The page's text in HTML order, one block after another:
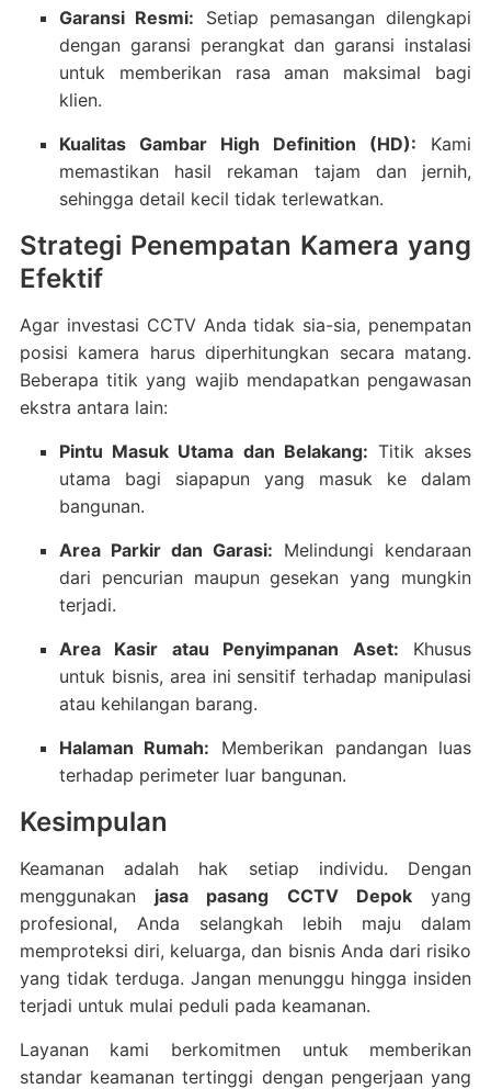
Garansi Resmi: Setiap pemasangan dilengkapi
dengan garansi perangkat dan garansi instalasi
untuk memberikan rasa aman maksimal bagi
klien.
Kualitas Gambar High Definition (HD): Kami
memastikan hasil rekaman tajam dan jernih,
sehingga detail kecil tidak terlewatkan.
Strategi Penempatan Kamera yang
Efektif
Agar investasi CCTV Anda tidak sia-sia, penempatan
posisi kamera harus diperhitungkan secara matang.
Beberapa titik yang wajib mendapatkan pengawasan
ekstra antara lain:
Pintu Masuk Utama dan Belakang: Titik akses
utama bagi siapapun yang masuk ke dalam
bangunan.
Area Parkir dan Garasi: Melindungi kendaraan
dari pencurian maupun gesekan yang mungkin
terjadi.
Area Kasir atau Penyimpanan Aset: Khusus
untuk bisnis, area ini sensitif terhadap manipulasi
atau kehilangan barang.
Halaman Rumah: Memberikan pandangan luas
terhadap perimeter luar bangunan.
Kesimpulan
Keamanan adalah hak setiap individu. Dengan
menggunakan jasa pasang CCTV Depokyang
profesional, Anda selangkah lebih maju dalam
memproteksi diri, keluarga, dan bisnis Anda dari risiko
yang tidak terduga. Jangan menunggu hingga insiden
terjadi untuk mulai peduli pada keamanan.
Layanan kami berkomitmen untuk memberikan
standar keamanan tertinggi dengan pengerjaan yang